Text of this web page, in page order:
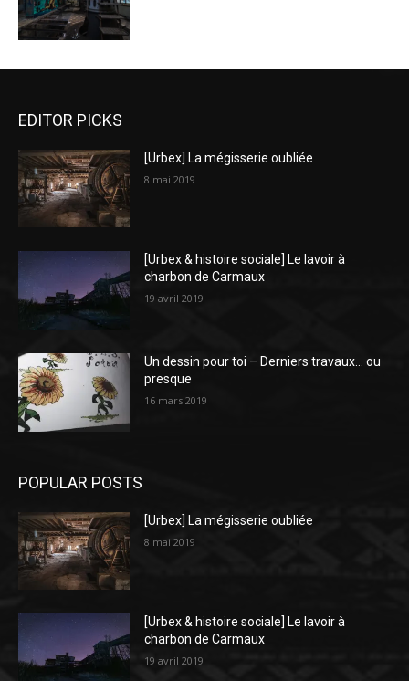
EDITOR PICKS
[Urbex] La mégisserie oubliée
8 mai 2019
[Urbex & histoire sociale] Le lavoir à
charbon de Carmaux
19 avril 2019
Un dessin pour toi – Derniers travaux… ou
presque
16 mars 2019
POPULAR POSTS
[Urbex] La mégisserie oubliée
8 mai 2019
[Urbex & histoire sociale] Le lavoir à
charbon de Carmaux
19 avril 2019